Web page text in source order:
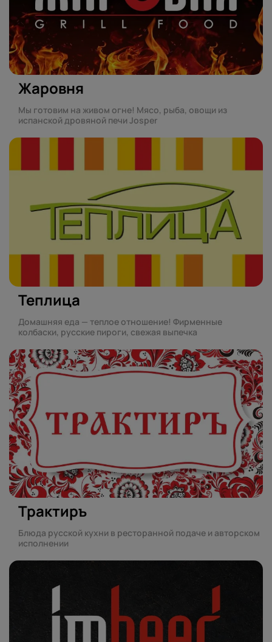
Жаровня
Мы готовим на живом огне! Мясо, рыба, овощи из
испанской дровяной печи Josper
Теплица
Домашняя еда — теплое отношение! Фирменные
колбаски, русские пироги, свежая выпечка
Трактиръ
Блюда русской кухни в ресторанной подаче и авторском
исполнении